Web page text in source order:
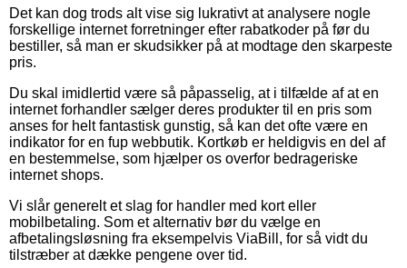
Det kan dog trods alt vise sig lukrativt at analysere nogle
forskellige internet forretninger efter rabatkoder på før du
bestiller, så man er skudsikker på at modtage den skarpeste
pris.
Du skal imidlertid være så påpasselig, at i tilfælde af at en
internet forhandler sælger deres produkter til en pris som
anses for helt fantastisk gunstig, så kan det ofte være en
indikator for en fup webbutik. Kortkøb er heldigvis en del af
en bestemmelse, som hjælper os overfor bedrageriske
internet shops.
Vi slår generelt et slag for handler med kort eller
mobilbetaling. Som et alternativ bør du vælge en
afbetalingsløsning fra eksempelvis ViaBill, for så vidt du
tilstræber at dække pengene over tid.